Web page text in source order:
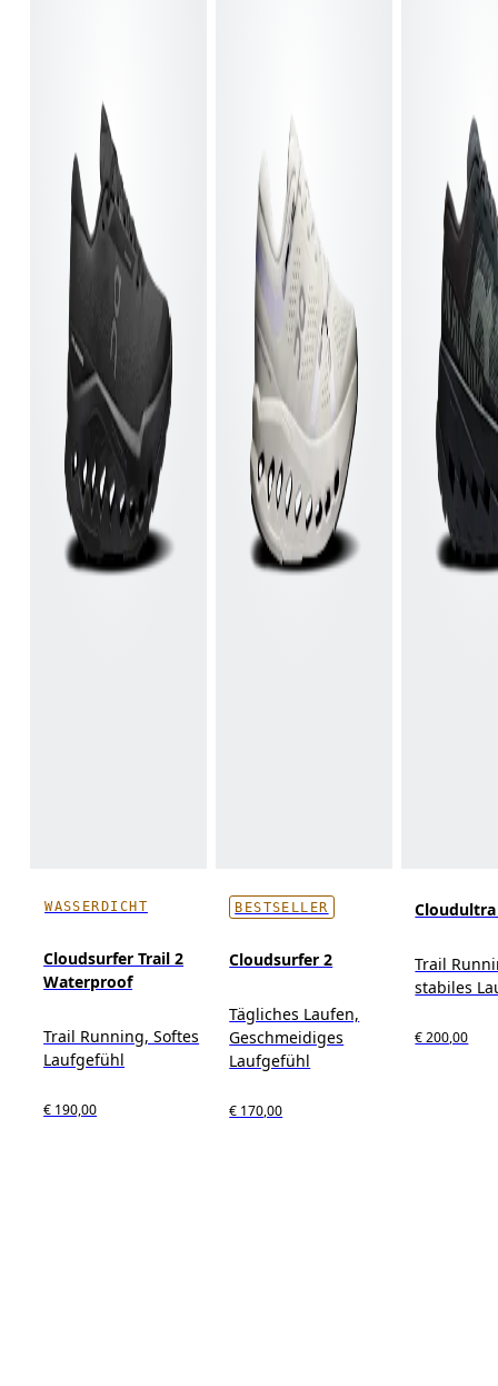
WASSERDICHT
Cloudsurfer Trail 2
Waterproof
Trail Running, Softes
Laufgefühl
€ 190,00
BESTSELLER
Cloudsurfer 2
Tägliches Laufen,
Geschmeidiges
Laufgefühl
€ 170,00
Trail
stabiles
€ 200,00